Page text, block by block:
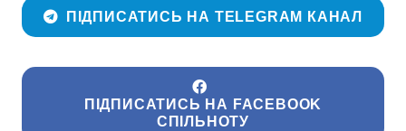
ПІДПИСАТИСЬ НА TELEGRAM КАНАЛ
ПІДПИСАТИСЬ НА FACEBOOK
СПІЛЬНОТУ